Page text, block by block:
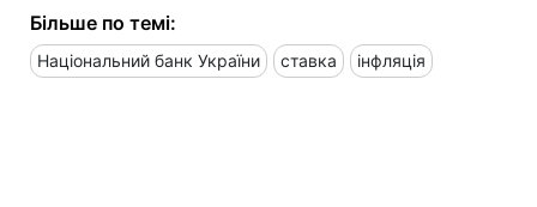
Більше по темі:
Національний банк України ставка інфляція